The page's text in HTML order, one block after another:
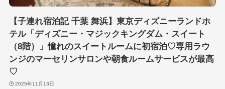
【子連れ宿泊記 千葉 舞浜】東京ディズニーランドホ
テル「ディズニー・マジックキングダム・スイート
（8階）」憧れのスイートルームに初宿泊♡専用ラウ
ンジのマーセリンサロンや朝食ルームサービスが最高
♡
2025年11月13日